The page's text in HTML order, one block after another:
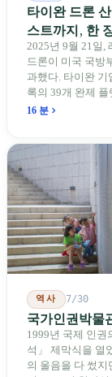
타이완 드론
스트까지, 한
에게
2025년 9월 21일,
드론이 미국 국방
과했다. 타이완 기
록의 39개 완제 플
과하다. 2026년 4
를 드러낸다: 타
장벽을 낮춰야 한
비행기를 만들어
계획을 세우고 있다.
16 분
역사 7/30
국가인권박물
1999년 국제 인권
석」 제막식을 열
의 울음을 다 썼지